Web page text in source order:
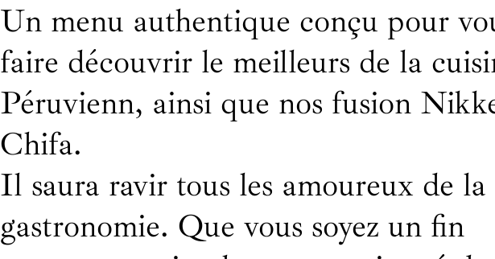
Un menu authentique conçu pour
faire découvrir le meilleurs de la
Péruvienn, ainsi que nos fusion
Chifa.
Il saura ravir tous les amoureux de la
gastronomie. Que vous soyez un fin